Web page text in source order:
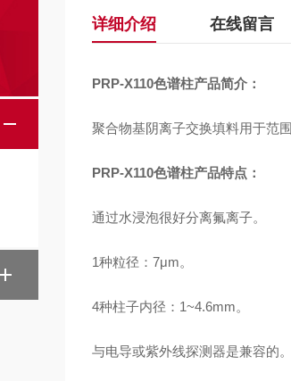
详细介绍 在线留言
PRP-X110色谱柱产品简介：
聚合物基阴离子交换填料用于范
PRP-X110色谱柱产品特点：
通过水浸泡很好分离氟离子。
1种粒径：7μm。
4种柱子内径：1~4.6mm。
与电导或紫外线探测器是兼容的。